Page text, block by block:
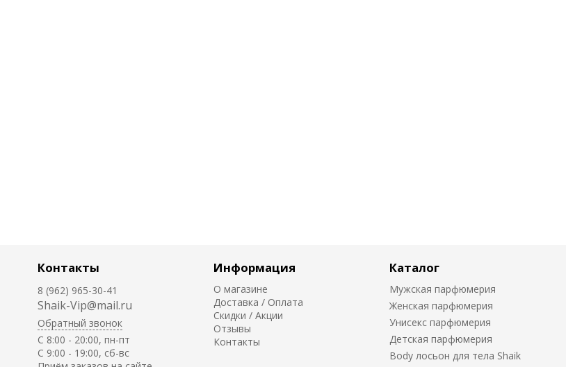
Контакты
8 (962) 965-30-41
Shaik-Vip@mail.ru
Обратный звонок
C 8:00 - 20:00, пн-пт
С 9:00 - 19:00, сб-вс
Информация
О магазине
Доставка / Оплата
Скидки / Акции
Отзывы
Контакты
Каталог
Мужская парфюмерия
Женская парфюмерия
Унисекс парфюмерия
Детская парфюмерия
Body лосьон для тела Shaik